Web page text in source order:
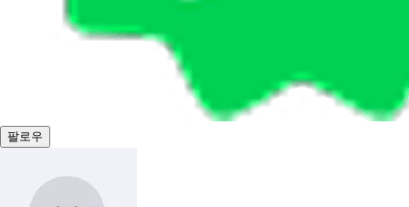
팔로우